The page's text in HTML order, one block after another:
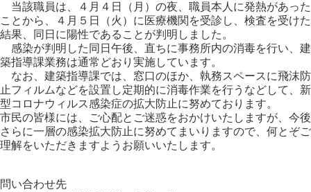
当該職員は、４月４日（月）の夜、職員本人に発熱があった
ことから、４月５日（火）に医療機関を受診し、検査を受けた
結果、同日に陽性であることが判明しました。
感染が判明した同日午後、直ちに事務所内の消毒を行い、建
築指導課業務は通常どおり実施しています。
なお、建築指導課では、窓口のほか、執務スペースに飛沫防
止フィルムなどを設置し定期的に消毒作業を行うなどして、新
型コロナウィルス感染症の拡大防止に努めております。
市民の皆様には、ご心配とご迷惑をおかけいたしますが、今後
さらに一層の感染拡大防止に努めてまいりますので、何とぞご
理解をいただきますようお願いいたします。
問い合わせ先